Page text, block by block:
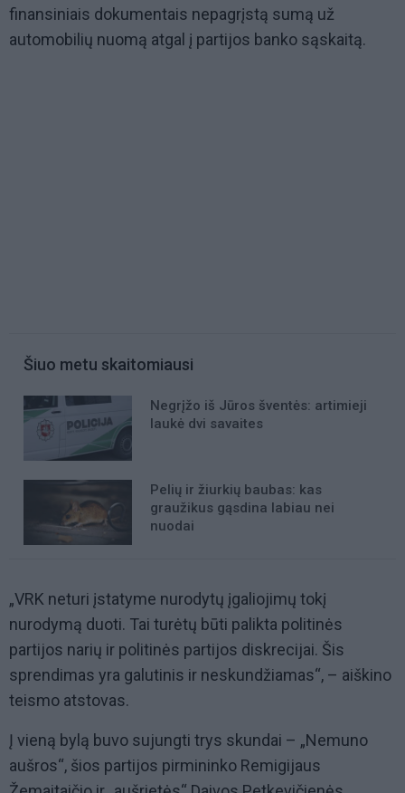
finansiniais dokumentais nepagrįstą sumą už
automobilių nuomą atgal į partijos banko sąskaitą.
Šiuo metu skaitomiausi
Negrįžo iš Jūros šventės: artimieji
laukė dvi savaites
Pelių ir žiurkių baubas: kas
graužikus gąsdina labiau nei
nuodai
„VRK neturi įstatyme nurodytų įgaliojimų tokį
nurodymą duoti. Tai turėtų būti palikta politinės
partijos narių ir politinės partijos diskrecijai. Šis
sprendimas yra galutinis ir neskundžiamas“, – aiškino
teismo atstovas.
Į vieną bylą buvo sujungti trys skundai – „Nemuno
aušros“, šios partijos pirmininko Remigijaus